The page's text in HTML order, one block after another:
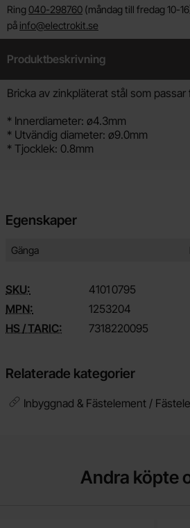
Ring 040-298760 (måndag till fredag 10-
på info@electrokit.se
Produktbeskrivning
Produktbeskrivning
Bricka av zinkpläterat stål som
* Innerdiameter: ø4.3mm
* Utvändig diameter: ø9.0mm
* Tjocklek: 0.8mm
Egenskaper
Egenskaper/attribut för denna produkt
Attribut
Gänga
SKU: 4101 0795
MPN:
1253204
HS / TARIC:
7318220095
Relaterade kategorier
Inbyggnad & Fästelement /
Andra köpte